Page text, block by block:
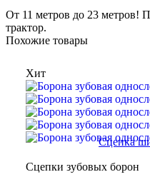
От 11 метров до 23 метров!
трактор.
Похожие товары
Хит
Сцепки зубовых борон